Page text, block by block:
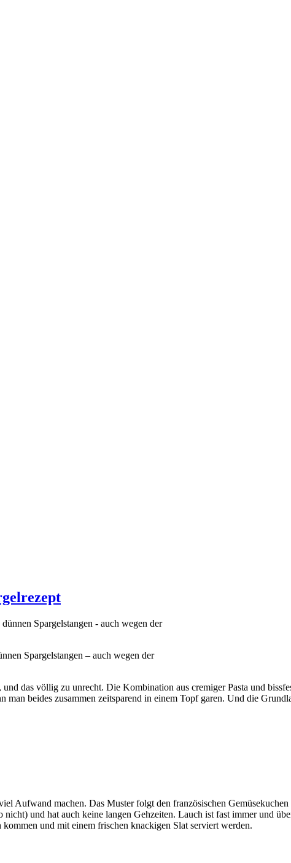
Spargelstangen – auch wegen der
das völlig zu unrecht. Die Kombination aus cremiger Pasta und
beides zusammen zeitsparend in einem Topf garen. Und die
Aufwand machen. Das Muster folgt den französischen
und hat auch keine langen Gehzeiten. Lauch ist fast immer und
und mit einem frischen knackigen Slat serviert werden.